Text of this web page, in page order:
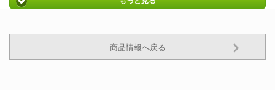
商品情報へ戻る